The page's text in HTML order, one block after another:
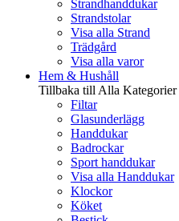
Strandhanddukar
Strandstolar
Visa alla Strand
Trädgård
Visa alla varor
Hem & Hushåll
Tillbaka till Alla Kategorier
Filtar
Glasunderlägg
Handdukar
Badrockar
Sport handdukar
Visa alla Handdukar
Klockor
Köket